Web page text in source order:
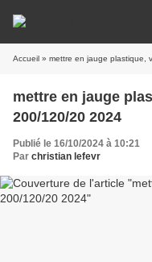
Accueil » mettre en jauge plastique,
mettre en jauge plastique, végétal, textil
200/120/20 2024
Publié le 16/10/2024 à 10:21
Par christian lefevr